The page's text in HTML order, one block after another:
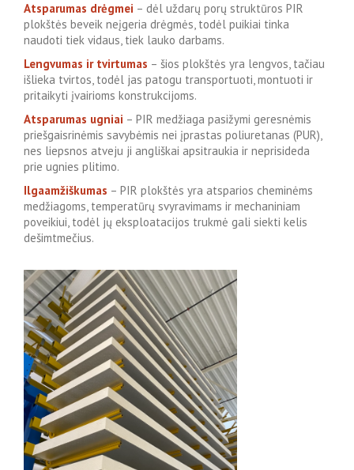
Atsparumas drėgmei – dėl uždarų porų struktūros PIR
plokštės beveik neįgeria drėgmės, todėl puikiai tinka
naudoti tiek vidaus, tiek lauko darbams.
Lengvumas ir tvirtumas – šios plokštės yra lengvos, tačiau
išlieka tvirtos, todėl jas patogu transportuoti, montuoti ir
pritaikyti įvairioms konstrukcijoms.
Atsparumas ugniai – PIR medžiaga pasižymi geresnėmis
priešgaisrinėmis savybėmis nei įprastas poliuretanas (PUR),
nes liepsnos atveju ji angliškai apsitraukia ir neprisideda
prie ugnies plitimo.
Ilgaamžiškumas – PIR plokštės yra atsparios cheminėms
medžiagoms, temperatūrų svyravimams ir mechaniniam
poveikiui, todėl jų eksploatacijos trukmė gali siekti kelis
dešimtmečius.